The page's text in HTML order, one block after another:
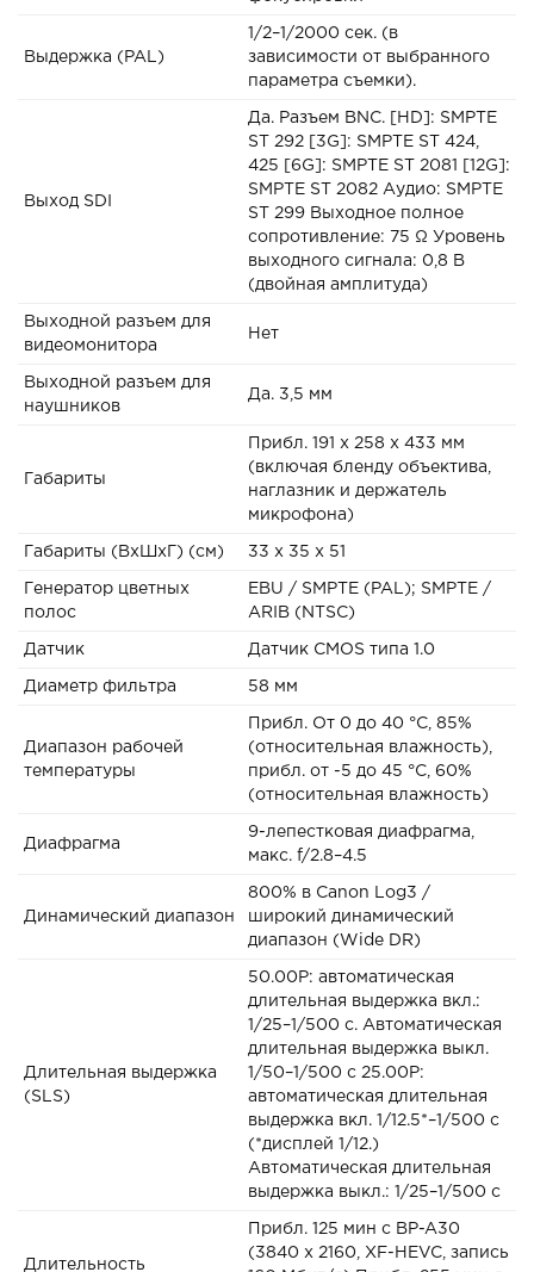
Выдержка (PAL)
1/2–1/2000 сек. (в
зависимости от выбранного
параметра съемки).
Выход SDI
Да. Разъем BNC. [HD]: SMPTE
ST 292 [3G]: SMPTE ST 424,
425 [6G]: SMPTE ST 2081 [12G]:
SMPTE ST 2082 Аудио: SMPTE
ST 299 Выходное полное
сопротивление: 75 Ω Уровень
выходного сигнала: 0,8 В
(двойная амплитуда)
Выходной разъем для
видеомонитора
Нет
Выходной разъем для
наушников
Да. 3,5 мм
Габариты
Прибл. 191 x 258 x 433 мм
(включая бленду объектива,
наглазник и держатель
микрофона)
Габариты (ВxШxГ) (см) 33 x 35 x 51
Генератор цветных
полос
EBU / SMPTE (PAL); SMPTE /
ARIB (NTSC)
Датчик Датчик CMOS типа 1.0
Диаметр фильтра 58 мм
Диапазон рабочей
температуры
Прибл. От 0 до 40 °C, 85%
(относительная влажность),
прибл. от -5 до 45 °C, 60%
(относительная влажность)
Диафрагма
9-лепестковая диафрагма,
макс. f/2.8–4.5
Динамический диапазон
800% в Canon Log3 /
широкий динамический
диапазон (Wide DR)
Длительная выдержка
(SLS)
50.00P: автоматическая
длительная выдержка вкл.:
1/25–1/500 с. Автоматическая
длительная выдержка выкл.
1/50–1/500 с 25.00P:
автоматическая длительная
выдержка вкл. 1/12.5*–1/500 с
(*дисплей 1/12.)
Автоматическая длительная
выдержка выкл.: 1/25–1/500 с
Длительность
Прибл. 125 мин с BP-A30
(3840 x 2160, XF-HEVC, запись